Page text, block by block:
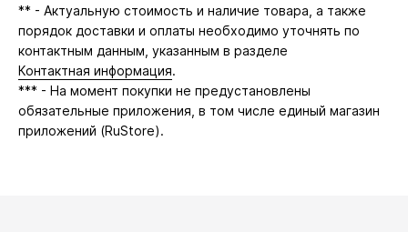
** - Актуальную стоимость и наличие товара, а также
порядок доставки и оплаты необходимо уточнять по
контактным данным, указанным в разделе
Контактная информация.
*** - На момент покупки не предустановлены
обязательные приложения, в том числе единый магазин
приложений (RuStore).